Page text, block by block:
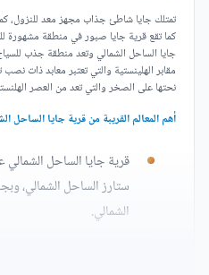
تمتلك جايا شاطئ جذاب مجهز معد للنزول، كما
كما تقع قرية جايا صبور في منطقة مشهورة
جايا الساحل الشمالي وتعد منطقة جذب
مقابر الهلينستية والتي تعتبر معابد ذات
نحتها على الصخر والتي تعد من العصر
أهم المعالم القريبة من قرية جايا الساحل
قرية جايا الساحل الشمالي عند
ستارز الساحل الشمالي،
الشمالي.